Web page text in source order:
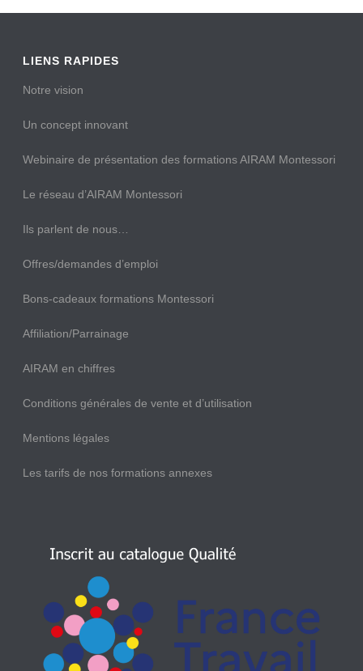
LIENS RAPIDES
Notre vision
Un concept innovant
Webinaire de présentation des formations AIRAM Montessori
Le réseau d’AIRAM Montessori
Ils parlent de nous…
Offres/demandes d’emploi
Bons-cadeaux formations Montessori
Affiliation/Parrainage
AIRAM en chiffres
Conditions générales de vente et d’utilisation
Mentions légales
Les tarifs de nos formations annexes